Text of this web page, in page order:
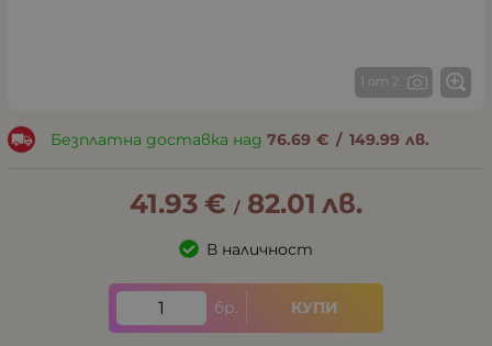
1 от 2
Безплатна доставка над 76.69 € / 149.99 лв.
41.93 € / 82.01 лв.
В наличност
бр. КУПИ